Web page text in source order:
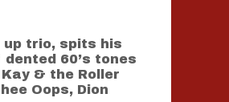
up trio, spits his
60’s tones
& the Roller
Oops, Dion